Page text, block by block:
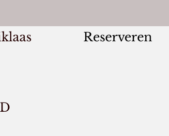
Reserveren